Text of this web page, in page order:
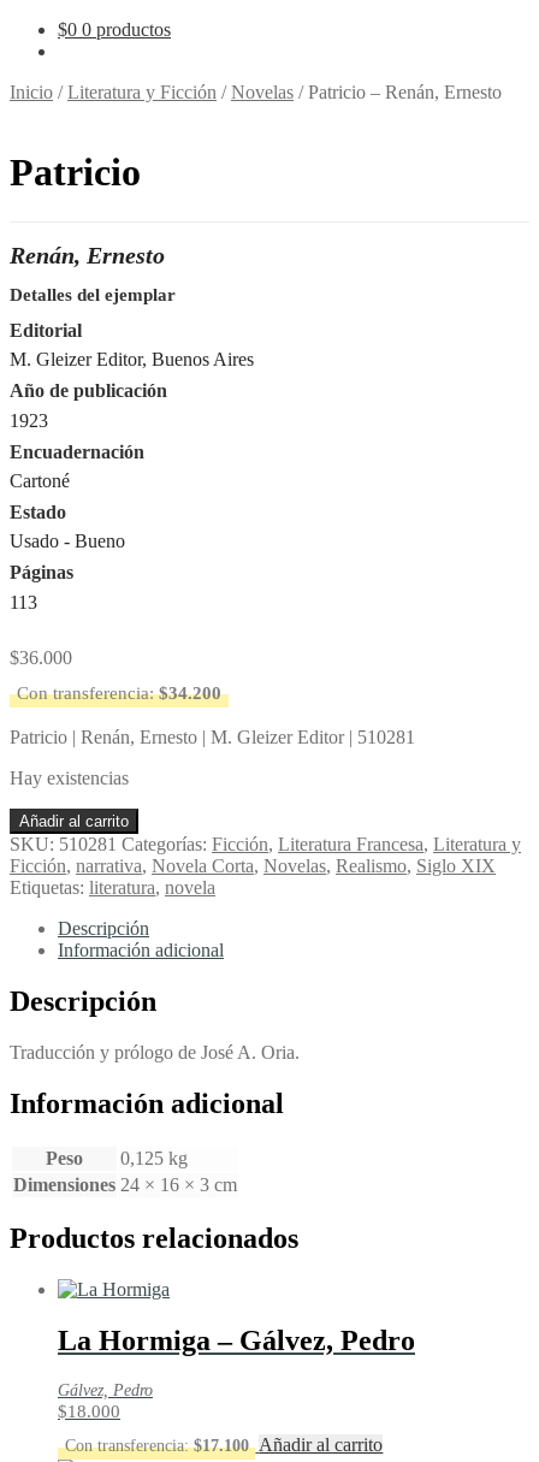
$0 0 productos
Inicio /Literatura y Ficción /Novelas /Patricio – Renán, Ernesto
Patricio
Renán, Ernesto
Detalles del ejemplar
Editorial
M. Gleizer Editor, Buenos Aires
Año de publicación
1923
Encuadernación
Cartoné
Estado
Usado - Bueno
Páginas
113
$36.000
Con transferencia:$34.200
Patricio | Renán, Ernesto | M. Gleizer Editor | 510281
Hay existencias
Patricio
-
Renán,
Ernesto
cantidad
Añadir al carrito
SKU: 510281 Categorías: Ficción, Literatura Francesa, Literatura y
Ficción, narrativa, Novela Corta, Novelas, Realismo, Siglo XIX
Etiquetas: literatura, novela
Descripción
Información adicional
Descripción
Traducción y prólogo de José A. Oria.
Información adicional
Peso
0,125 kg
Dimensiones 24 × 16 × 3 cm
Productos relacionados
La Hormiga – Gálvez, Pedro
Gálvez, Pedro
$18.000
Con transferencia:$17.100 Añadir al carrito